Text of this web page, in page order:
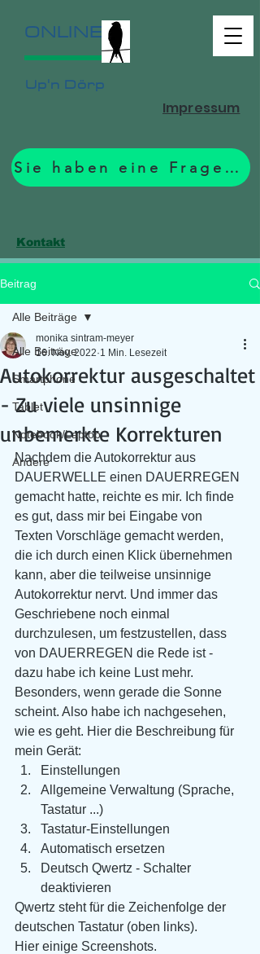
ONLINE
Up'n Dörp
Sie haben eine Frage? Zum Formular.
Impressum
Kontakt
Beitrag
Alle Beiträge
Smartphone
Tablet
Notebook/Laptop
Andere
Alle Beiträge
Autokorrektur ausgeschaltet
- Zu viele unsinnige
unbemerkte Korrekturen
monika sintram-meyer
16. Nov. 2022 1 Min. Lesezeit
Nachdem die Autokorrektur aus
DAUERWELLE einen DAUERREGEN
gemacht hatte, reichte es mir. Ich finde
es gut, dass mir bei Eingabe von
Texten Vorschläge gemacht werden,
die ich durch einen Klick übernehmen
kann, aber die teilweise unsinnige
Autokorrektur nervt. Und immer das
Geschriebene noch einmal
durchzulesen, um festzustellen, dass
von DAUERREGEN die Rede ist -
dazu habe ich keine Lust mehr.
Besonders, wenn gerade die Sonne
scheint. Also habe ich nachgesehen,
wie es geht. Hier die Beschreibung für
mein Gerät:
Einstellungen
Allgemeine Verwaltung (Sprache,
Tastatur ...)
Tastatur-Einstellungen
Automatisch ersetzen
Deutsch Qwertz - Schalter
deaktivieren
Qwertz steht für die Zeichenfolge der
deutschen Tastatur (oben links).
Hier einige Screenshots.